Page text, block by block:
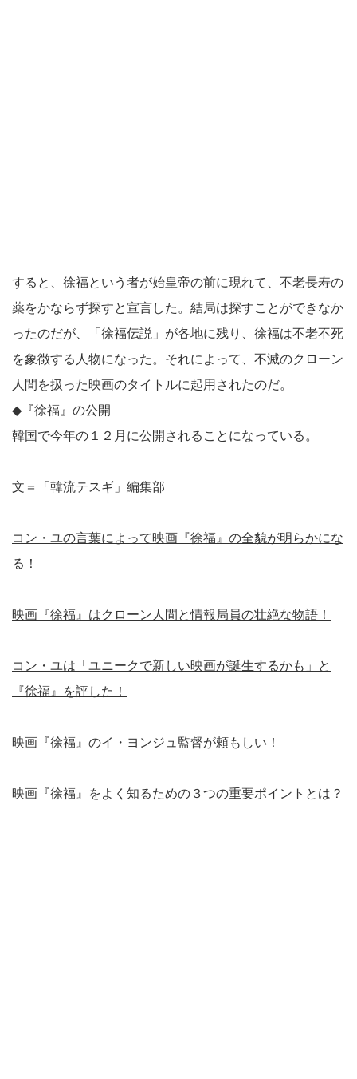
すると、徐福という者が始皇帝の前に現れて、不老長寿の
薬をかならず探すと宣言した。結局は探すことができなか
ったのだが、「徐福伝説」が各地に残り、徐福は不老不死
を象徴する人物になった。それによって、不滅のクローン
人間を扱った映画のタイトルに起用されたのだ。
◆『徐福』の公開
韓国で今年の１２月に公開されることになっている。
文＝「韓流テスギ」編集部
コン・ユの言葉によって映画『徐福』の全貌が明らかにな
る！
映画『徐福』はクローン人間と情報局員の壮絶な物語！
コン・ユは「ユニークで新しい映画が誕生するかも」と
『徐福』を評した！
映画『徐福』のイ・ヨンジュ監督が頼もしい！
映画『徐福』をよく知るための３つの重要ポイントとは？